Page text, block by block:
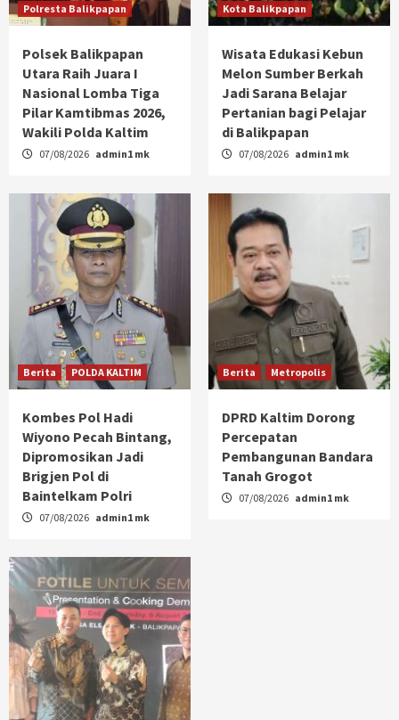
Polresta Balikpapan
Polsek Balikpapan
Utara Raih Juara I
Nasional Lomba Tiga
Pilar Kamtibmas 2026,
Wakili Polda Kaltim
07/08/2026 admin1 mk
Kota Balikpapan
Wisata Edukasi Kebun
Melon Sumber Berkah
Jadi Sarana Belajar
Pertanian bagi Pelajar
di Balikpapan
07/08/2026 admin1 mk
Berita POLDA KALTIM
Kombes Pol Hadi
Wiyono Pecah Bintang,
Dipromosikan Jadi
Brigjen Pol di
Baintelkam Polri
07/08/2026 admin1 mk
Berita Metropolis
DPRD Kaltim Dorong
Percepatan
Pembangunan Bandara
Tanah Grogot
07/08/2026 admin1 mk